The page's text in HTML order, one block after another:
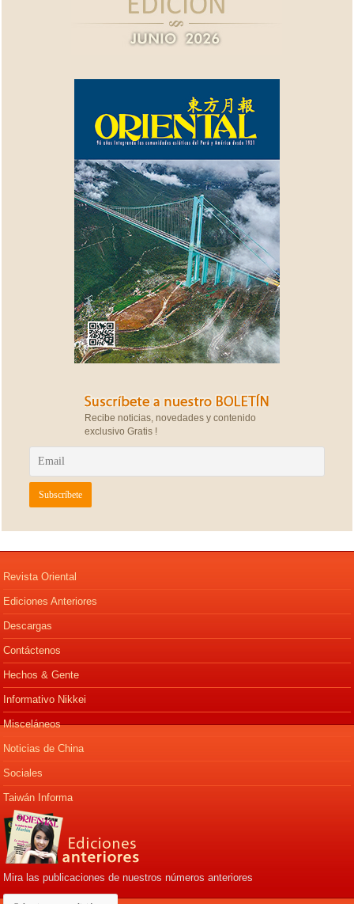
Recibe noticias, novedades y contenido
exclusivo Gratis !
Revista Oriental
Ediciones Anteriores
Descargas
Contáctenos
Hechos & Gente
Informativo Nikkei
Misceláneos
Noticias de China
Sociales
Taiwán Informa
Mira las publicaciones de nuestros números anteriores